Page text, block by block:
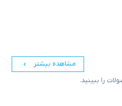
را ببینید.
مشاهده بیشتر